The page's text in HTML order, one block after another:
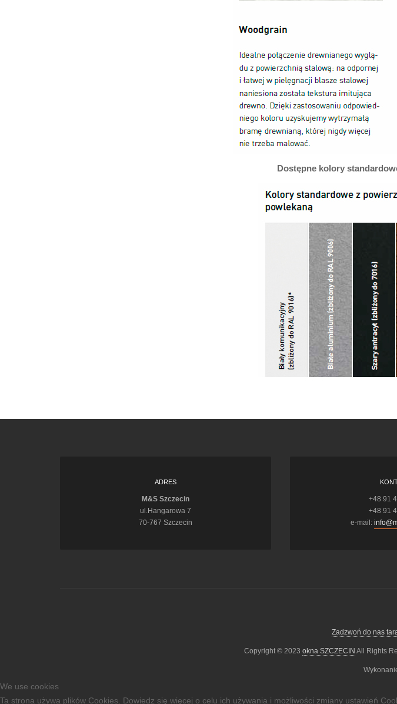
Dostępne kolory
ADRES
M&S Szczecin
ul.Hangarowa 7
70-767 Szczecin
+48 91
+48 91
e-mail:
Zadzwoń do nas
Copyright © 2023 okna SZCZECIN All Rights
We use cookies
Ta strona używa plików Cookies. Dowiedz się więcej o celu ich używania i możliwości zmiany ustawień